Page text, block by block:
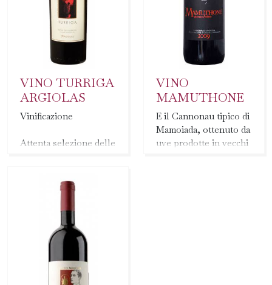
VINO TURRIGA
ARGIOLAS
Vinificazione
Attenta selezione delle
controllata...
VINO
MAMUTHONE
E il Cannonau tipico di
Mamoiada, ottenuto da
uve prodotte in vecchi